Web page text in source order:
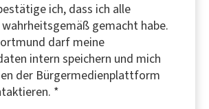
ich, dass ich alle
wahrheitsgemäß gemacht habe.
darf meine
intern speichern und mich
der Bürgermedienplattform
*